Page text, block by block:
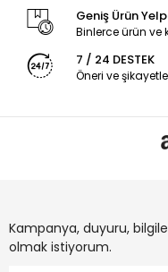
Geniş Ürün
Binlerce ürün
7 / 24 DESTEK
Öneri ve
Kampanya, duyuru,
olmak istiyorum.